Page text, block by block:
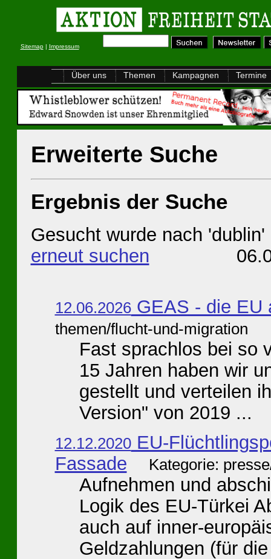
Sitemap| Impressum
Über uns Themen Kampagnen Termine
Erweiterte Suche
Ergebnis der Suche
Gesucht wurde nach 'dublin'
erneut suchen
12.06.2026GEAS - die EU
themen/flucht-und-migration
Fast sprachlos bei so
15 Jahren haben wir
gestellt und verteilen
Version" von 2019 ...
12.12.2020EU-
Fassade
Kategorie:
Aufnehmen und
Logik des EU-Türkei
auch auf inner-
Geldzahlungen (für